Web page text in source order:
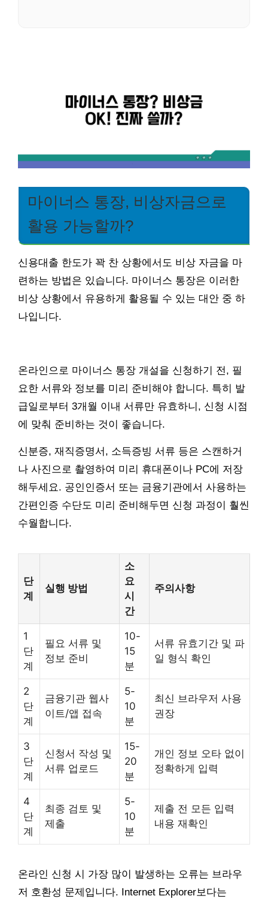
마이너스 통장, 비상자금으로
활용 가능할까?
신용대출 한도가 꽉 찬 상황에서도 비상 자금을 마
련하는 방법은 있습니다. 마이너스 통장은 이러한
비상 상황에서 유용하게 활용될 수 있는 대안 중 하
나입니다.
온라인으로 마이너스 통장 개설을 신청하기 전, 필
요한 서류와 정보를 미리 준비해야 합니다. 특히 발
급일로부터 3개월 이내 서류만 유효하니, 신청 시점
에 맞춰 준비하는 것이 좋습니다.
신분증, 재직증명서, 소득증빙 서류 등은 스캔하거
나 사진으로 촬영하여 미리 휴대폰이나 PC에 저장
해두세요. 공인인증서 또는 금융기관에서 사용하는
간편인증 수단도 미리 준비해두면 신청 과정이 훨씬
수월합니다.
단
계
실행 방법
소
요
시
간
주의사항
1
단
계
필요 서류 및
정보 준비
10-
15
분
서류 유효기간 및 파
일 형식 확인
2
단
계
금융기관 웹사
이트/앱 접속
5-
10
분
최신 브라우저 사용
권장
3
단
계
신청서 작성 및
서류 업로드
15-
20
분
개인 정보 오타 없이
정확하게 입력
4
단
계
최종 검토 및
제출
5-
10
분
제출 전 모든 입력
내용 재확인
온라인 신청 시 가장 많이 발생하는 오류는 브라우
저 호환성 문제입니다. Internet Explorer보다는